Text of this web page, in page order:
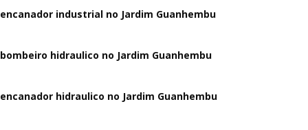
encanador industrial no Jardim Guanhembu
bombeiro hidraulico no Jardim Guanhembu
encanador hidraulico no Jardim Guanhembu